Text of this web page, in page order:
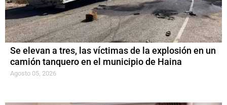
Se elevan a tres, las víctimas de la explosión en un
camión tanquero en el municipio de Haina
Agosto 05, 2026